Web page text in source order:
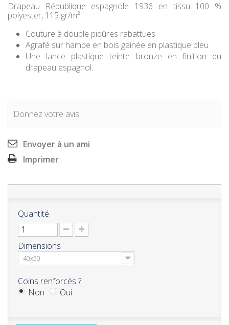
Drapeau République espagnole 1936 en tissu 100 %
polyester, 115 gr/m²
Couture à double piqûres rabattues
Agrafé sur hampe en bois gainée en plastique bleu
Une lance plastique teinte bronze en finition du
drapeau espagnol.
Donnez votre avis
Envoyer à un ami
Imprimer
Quantité
Dimensions
40x50
Coins renforcés ?
Non
Oui